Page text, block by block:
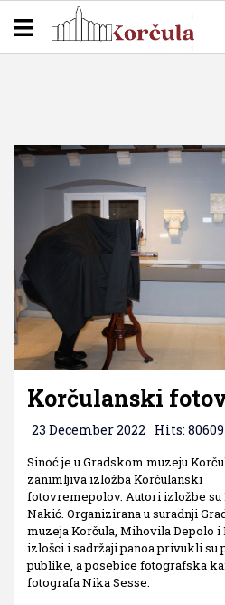
Korčulanski
23 December 2022 Hits: 80609
Sinoć je u Gradskom muzeju
zanimljiva izložba Korčulanski
fotovremepolov. Autori izložbe
Nakić. Organizirana u suradnji
muzeja Korčula, Mihovila Depolo
izlošci i sadržaji panoa privukli su
publike, a posebice fotografska
fotografa Nika Sesse.